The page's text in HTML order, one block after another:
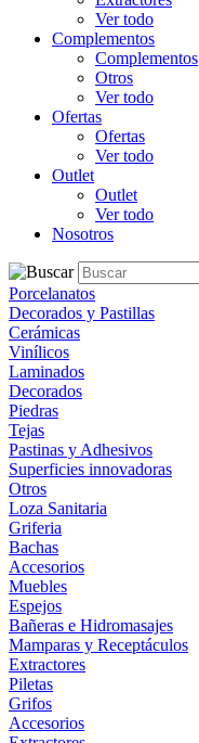
Ver todo
Complementos
Complementos
Otros
Ver todo
Ofertas
Ofertas
Ver todo
Outlet
Outlet
Ver todo
Nosotros
Porcelanatos
Decorados y Pastillas
Cerámicas
Vinílicos
Laminados
Decorados
Piedras
Tejas
Pastinas y Adhesivos
Superficies innovadoras
Otros
Loza Sanitaria
Griferia
Bachas
Accesorios
Muebles
Espejos
Bañeras e Hidromasajes
Mamparas y Receptáculos
Extractores
Piletas
Grifos
Accesorios